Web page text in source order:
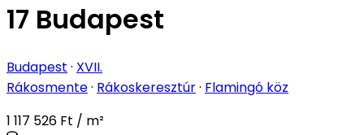
17 Budapest
Budapest · XVII.
Rákosmente· Rákoskeresztúr· Flamingó köz
1 117 526 Ft / m²